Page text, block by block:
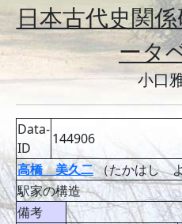
日本古代史関
ータ
小口
Data-
ID
144906
高橋 美久二（たかはし よ
駅家の構造
備考